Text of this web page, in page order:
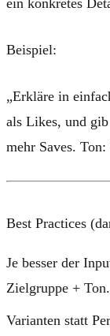
Beispiel:
„Erkläre in
als Likes, und
mehr Saves.
Best Practices
Je besser der
Zielgruppe + Ton.
Varianten statt